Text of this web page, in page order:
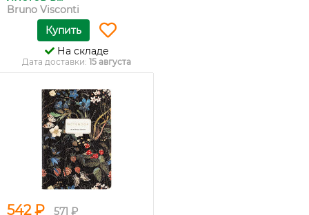
Bruno Visconti
Купить
На складе
Дата доставки: 15 августа
542 ₽ 571 ₽